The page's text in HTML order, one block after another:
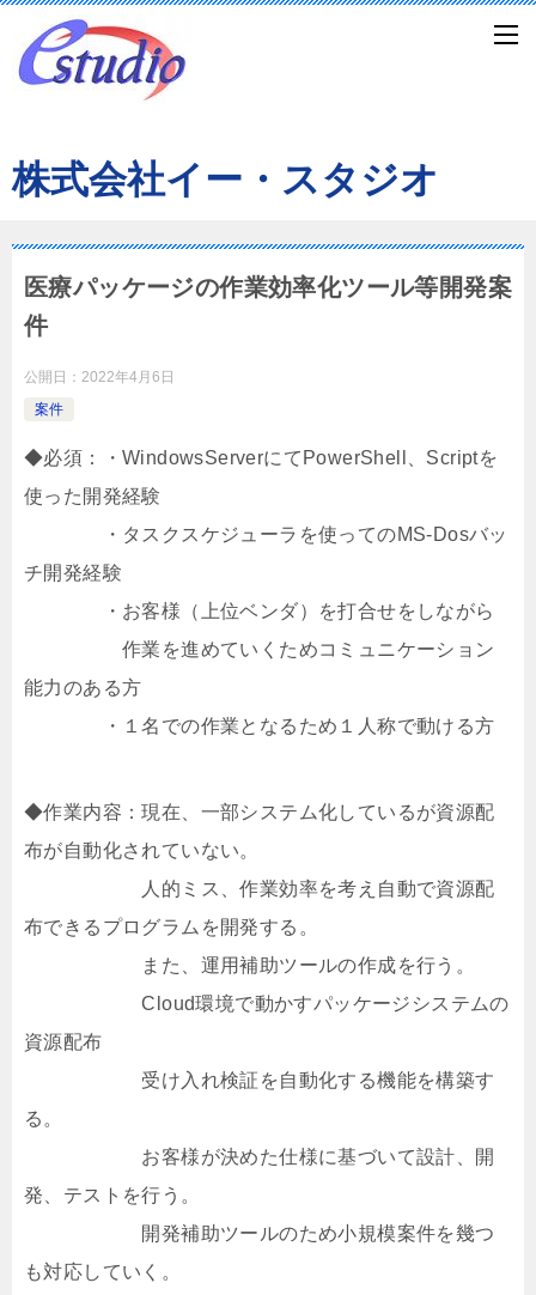
株式会社イー・スタジオ
医療パッケージの作業効率化ツール等開発案
件
公開日： 2022年4月6日
案件
◆必須：・WindowsServerにてPowerShell、Scriptを
使った開発経験
・タスクスケジューラを使ってのMS-Dosバッ
チ開発経験
・お客様（上位ベンダ）を打合せをしながら
作業を進めていくためコミュニケーション
能力のある方
・１名での作業となるため１人称で動ける方
◆作業内容：現在、一部システム化しているが資源配
布が自動化されていない。
人的ミス、作業効率を考え自動で資源配
布できるプログラムを開発する。
また、運用補助ツールの作成を行う。
Cloud環境で動かすパッケージシステムの
資源配布
受け入れ検証を自動化する機能を構築す
る。
お客様が決めた仕様に基づいて設計、開
発、テストを行う。
開発補助ツールのため小規模案件を幾つ
も対応していく。